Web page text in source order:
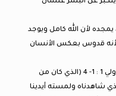
لأن الله كامل ويوجد
لأنه قدوس بعكس الأنسان
يقول الكتاب المقدس في رسالة يوحنا الأولي 1 : 1- 4 (الذي كان من
شاهدناه ولمسته أيدينا